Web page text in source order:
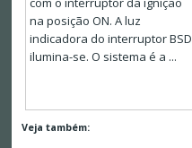
na posição ON. A luz
indicadora do interruptor BSD
ilumina-se. O sistema é a ...
Veja também: